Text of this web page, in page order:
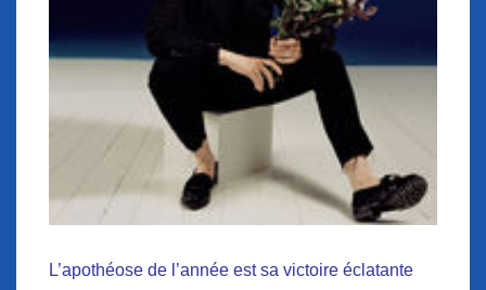
L’apothéose de l’année est sa victoire éclatante